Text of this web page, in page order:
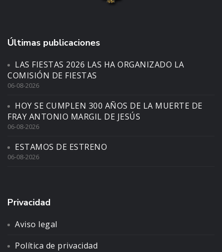
Últimas publicaciones
LAS FIESTAS 2026 LAS HA ORGANIZADO LA
COMISIÓN DE FIESTAS
06-08-2026
HOY SE CUMPLEN 300 AÑOS DE LA MUERTE DE
FRAY ANTONIO MARGIL DE JESÚS
06-08-2026
ESTAMOS DE ESTRENO
06-08-2026
Privacidad
Aviso legal
Política de privacidad